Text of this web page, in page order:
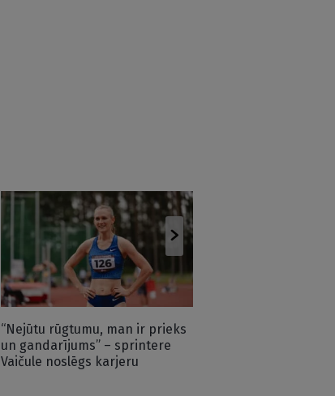
“Nejūtu rūgtumu, man ir prieks
un gandarījums” – sprintere
Vaičule noslēgs karjeru